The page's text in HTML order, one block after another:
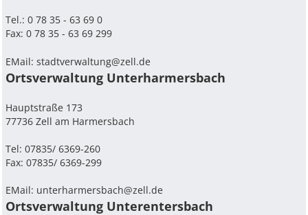
Tel.: 0 78 35 - 63 69 0
Fax: 0 78 35 - 63 69 299
EMail:stadtverwaltung@zell.de
Ortsverwaltung Unterharmersbach
Hauptstraße 173
77736 Zell am Harmersbach
Tel: 07835/ 6369-260
Fax: 07835/ 6369-299
EMail: unterharmersbach@zell.de
Ortsverwaltung Unterentersbach